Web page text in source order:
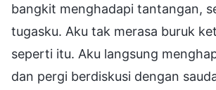
bangkit menghadapi tantangan,
tugasku. Aku tak merasa buruk
seperti itu. Aku langsung
dan pergi berdiskusi dengan